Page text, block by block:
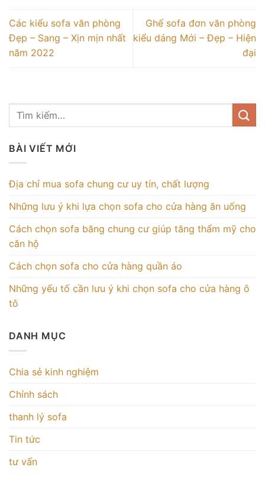
Các kiểu sofa văn phòng
Đẹp – Sang – Xịn mịn nhất
năm 2022
Ghế sofa đơn văn phòng
kiểu dáng Mới – Đẹp – Hiện
đại
BÀI VIẾT MỚI
Địa chỉ mua sofa chung cư uy tín, chất lượng
Những lưu ý khi lựa chọn sofa cho cửa hàng ăn uống
Cách chọn sofa băng chung cư giúp tăng thẩm mỹ cho
căn hộ
Cách chọn sofa cho cửa hàng quần áo
Những yếu tố cần lưu ý khi chọn sofa cho cửa hàng ô
tô
DANH MỤC
Chia sẻ kinh nghiệm
Chính sách
thanh lý sofa
Tin tức
tư vấn